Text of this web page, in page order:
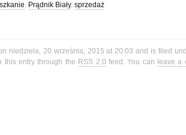
, Prądnik Biały, sprzedaż
niedziela, 20 września, 2015 at 20:03 and is filed
this entry through the RSS 2.0 feed. You can leave a